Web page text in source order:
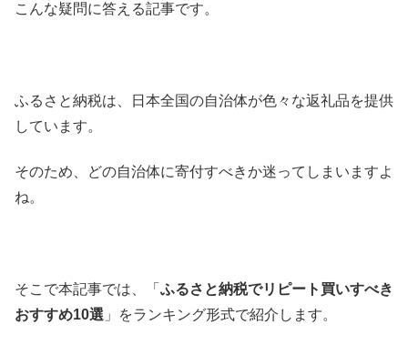
こんな疑問に答える記事です。
ふるさと納税は、日本全国の自治体が色々な返礼品を提供
しています。
そのため、どの自治体に寄付すべきか迷ってしまいますよ
ね。
そこで本記事では、「 ふるさと納税でリピート買いすべき
おすすめ10選 」をランキング形式で紹介します。